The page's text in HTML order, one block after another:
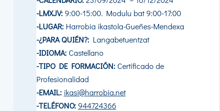
-LMXJV:9:00-15:00. Modulu bat 9:00-17:00
-LUGAR: Harrobia ikastola-Gueñes-Mendexa
-¿PARA QUIÉN?:Langabetuentzat
-IDIOMA:Castellano
-TIPO DE FORMACIÓN:Certificado de
Profesionalidad
-EMAIL: ikasi@harrobia.net
-TELÉFONO: 944724366